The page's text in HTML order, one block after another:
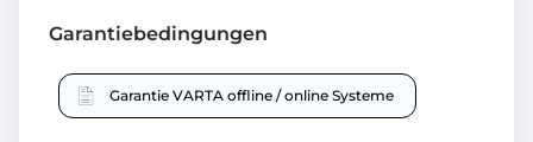
Garantiebedingungen
Garantie VARTA offline / online Systeme